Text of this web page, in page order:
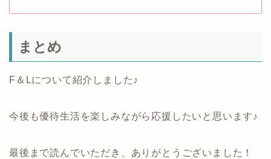
まとめ
F＆Lについて紹介しました♪
今後も優待生活を楽しみながら応援したいと思います♪
最後まで読んでいただき、ありがとうございました！